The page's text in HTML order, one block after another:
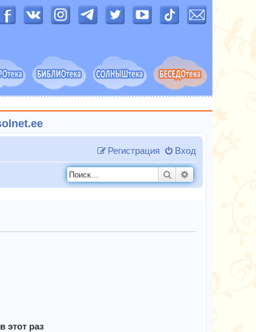
Вход
Регистрация
Поиск
раз